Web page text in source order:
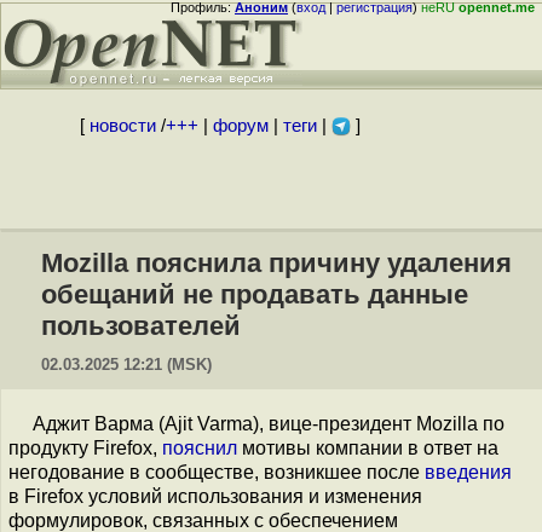
Профиль:Аноним(вход|регистрация)неRUopennet.me
[ новости/+++ форум| теги| ]
Mozilla пояснила причину удаления
обещаний не продавать данные
пользователей
02.03.2025 12:21 (MSK)
Аджит Варма (Ajit Varma), вице-президент Mozilla по
продукту Firefox, пояснил мотивы компании в ответ на
негодование в сообществе, возникшее после введения
в Firefox условий использования и изменения
формулировок, связанных с обеспечением